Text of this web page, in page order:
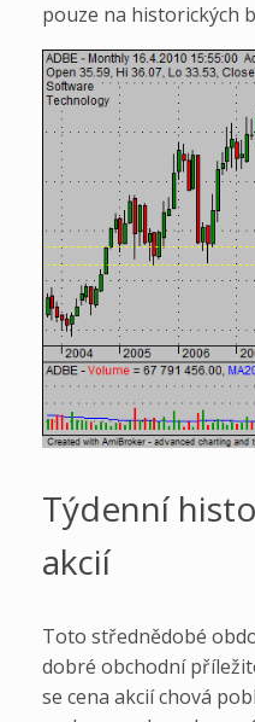
pouze na historických
Týdenní
akcií
Toto střednědobé
dobré obchodní
se cena akcií chová